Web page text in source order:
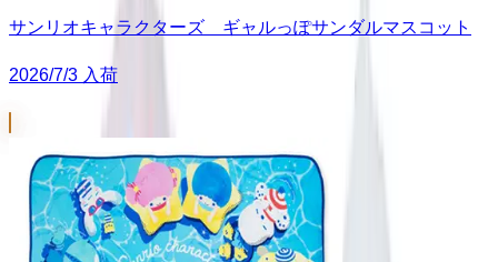
サンリオキャラクターズ ギャルっぽサンダルマスコット
2026/7/3 入荷